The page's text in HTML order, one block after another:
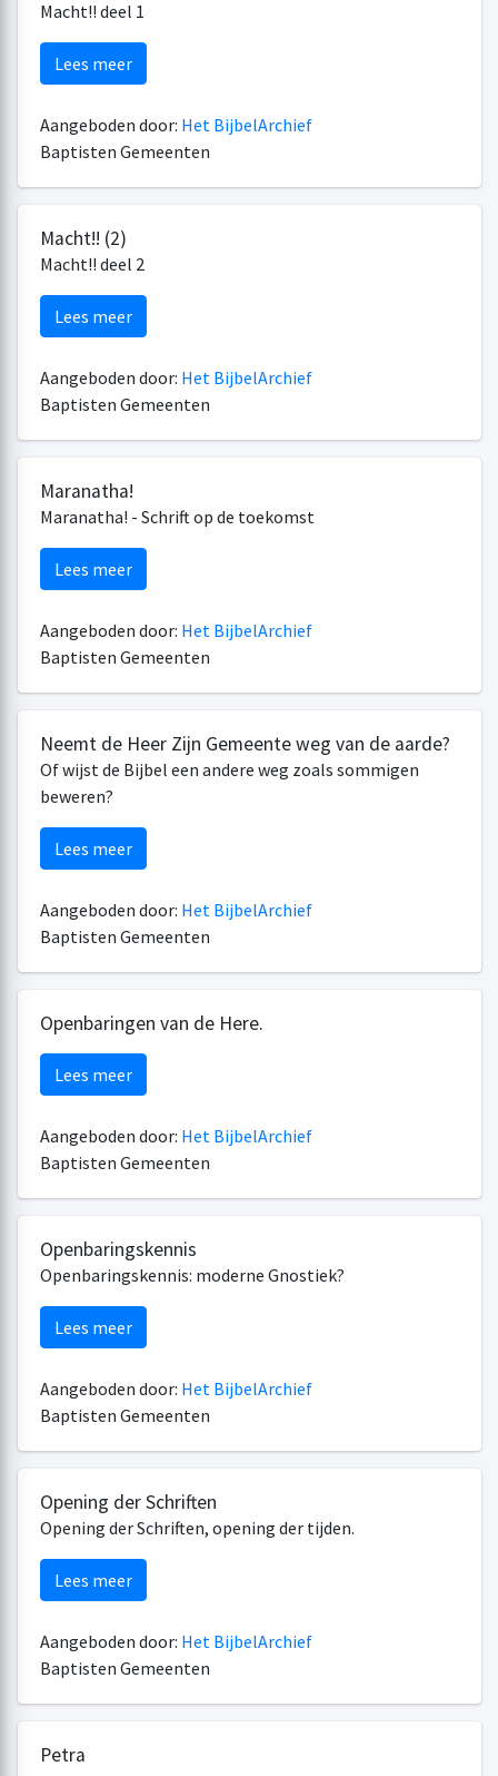
Macht!! deel 1
Lees meer
Aangeboden door: Het BijbelArchief
Baptisten Gemeenten
Macht!! (2)
Macht!! deel 2
Lees meer
Aangeboden door: Het BijbelArchief
Baptisten Gemeenten
Maranatha!
Maranatha! - Schrift op de toekomst
Lees meer
Aangeboden door: Het BijbelArchief
Baptisten Gemeenten
Neemt de Heer Zijn Gemeente weg van de aarde?
Of wijst de Bijbel een andere weg zoals sommigen
beweren?
Lees meer
Aangeboden door: Het BijbelArchief
Baptisten Gemeenten
Openbaringen van de Here.
Lees meer
Aangeboden door: Het BijbelArchief
Baptisten Gemeenten
Openbaringskennis
Openbaringskennis: moderne Gnostiek?
Lees meer
Aangeboden door: Het BijbelArchief
Baptisten Gemeenten
Opening der Schriften
Opening der Schriften, opening der tijden.
Lees meer
Aangeboden door: Het BijbelArchief
Baptisten Gemeenten
Petra